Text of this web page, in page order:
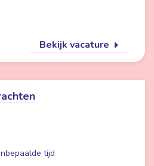
Bekijk vacature
tijd